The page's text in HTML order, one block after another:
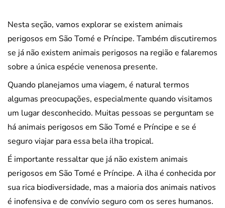
Nesta seção, vamos explorar se existem animais
perigosos em São Tomé e Príncipe. Também discutiremos
se já não existem animais perigosos na região e falaremos
sobre a única espécie venenosa presente.
Quando planejamos uma viagem, é natural termos
algumas preocupações, especialmente quando visitamos
um lugar desconhecido. Muitas pessoas se perguntam se
há animais perigosos em São Tomé e Príncipe e se é
seguro viajar para essa bela ilha tropical.
É importante ressaltar que já não existem animais
perigosos em São Tomé e Príncipe. A ilha é conhecida por
sua rica biodiversidade, mas a maioria dos animais nativos
é inofensiva e de convívio seguro com os seres humanos.